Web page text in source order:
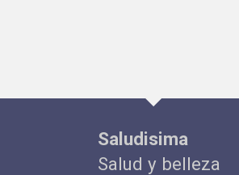
Saludisima
Salud y belleza